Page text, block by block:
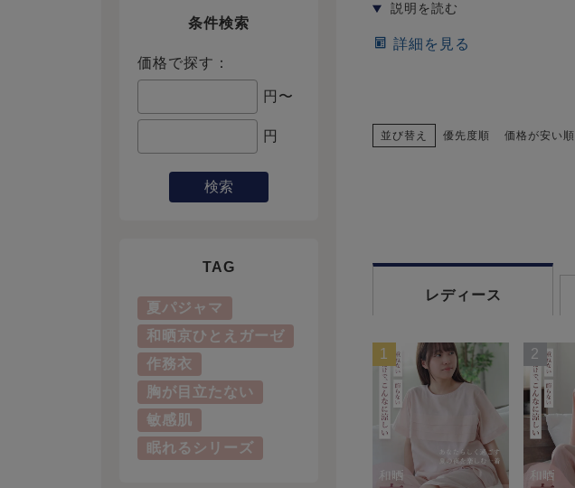
条件検索
価格で探す：
円〜
円
検索
TAG
夏パジャマ
和晒京ひとえガーゼ
作務衣
胸が目立たない
敏感肌
眠れるシリーズ
詳細を見る
並び替え 優先度順 価格が安い順
レディース
1 2